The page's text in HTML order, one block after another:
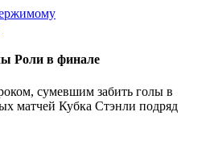
Роли в финале
сумевшим забить голы в
матчей Кубка Стэнли подряд